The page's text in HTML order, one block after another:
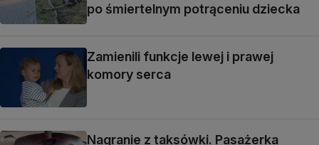
po śmiertelnym potrąceniu dziecka
Zamienili funkcje lewej i prawej
komory serca
Nagranie z taksówki. Pasażerka